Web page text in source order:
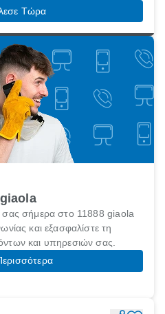
Τώρα
σας σήμερα στο 11888 giaola
και εξασφαλίστε τη
και υπηρεσιών σας.